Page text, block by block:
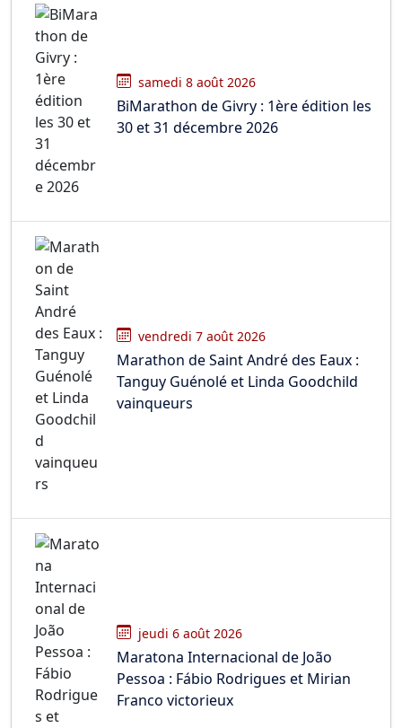
samedi 8 août 2026
BiMarathon de Givry : 1ère édition les
30 et 31 décembre 2026
vendredi 7 août 2026
Marathon de Saint André des Eaux :
Tanguy Guénolé et Linda Goodchild
vainqueurs
jeudi 6 août 2026
Maratona Internacional de João
Pessoa : Fábio Rodrigues et Mirian
Franco victorieux